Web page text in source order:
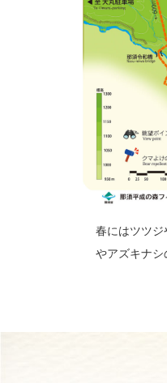
春にはツツ
やアズキナシ